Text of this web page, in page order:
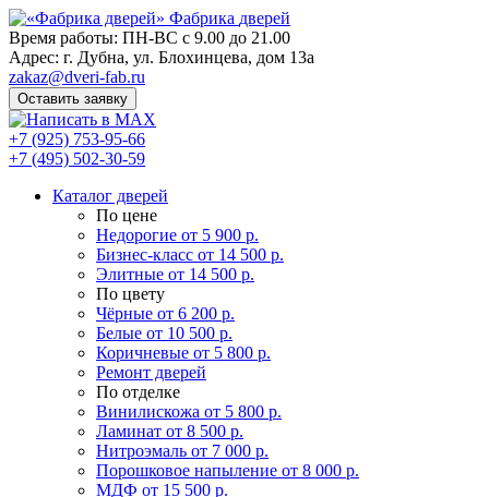
Фабрика дверей
Время работы: ПН-ВС с 9.00 до 21.00
Адрес: г. Дубна, ул. Блохинцева, дом 13а
zakaz@dveri-fab.ru
Оставить заявку
+7 (925) 753-95-66
+7 (495) 502-30-59
Каталог дверей
По цене
Недорогие от 5 900 р.
Бизнес-класс от 14 500 р.
Элитные от 14 500 р.
По цвету
Чёрные от 6 200 р.
Белые от 10 500 р.
Коричневые от 5 800 р.
Ремонт дверей
По отделке
Винилискожа от 5 800 р.
Ламинат от 8 500 р.
Нитроэмаль от 7 000 р.
Порошковое напыление от 8 000 р.
МДФ от 15 500 р.